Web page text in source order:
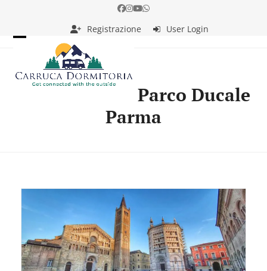
Facebook
Instagram
YouTube
Whatsapp
Registrazione
User Login
mobile
menu
mobile
menu
Parco Ducale
Parma